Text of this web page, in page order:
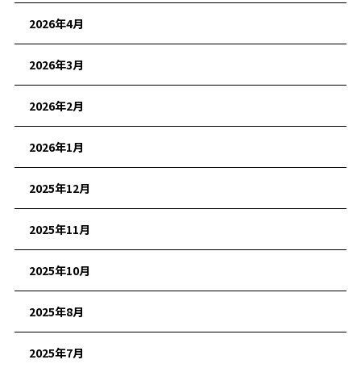
2026年4月
2026年3月
2026年2月
2026年1月
2025年12月
2025年11月
2025年10月
2025年8月
2025年7月